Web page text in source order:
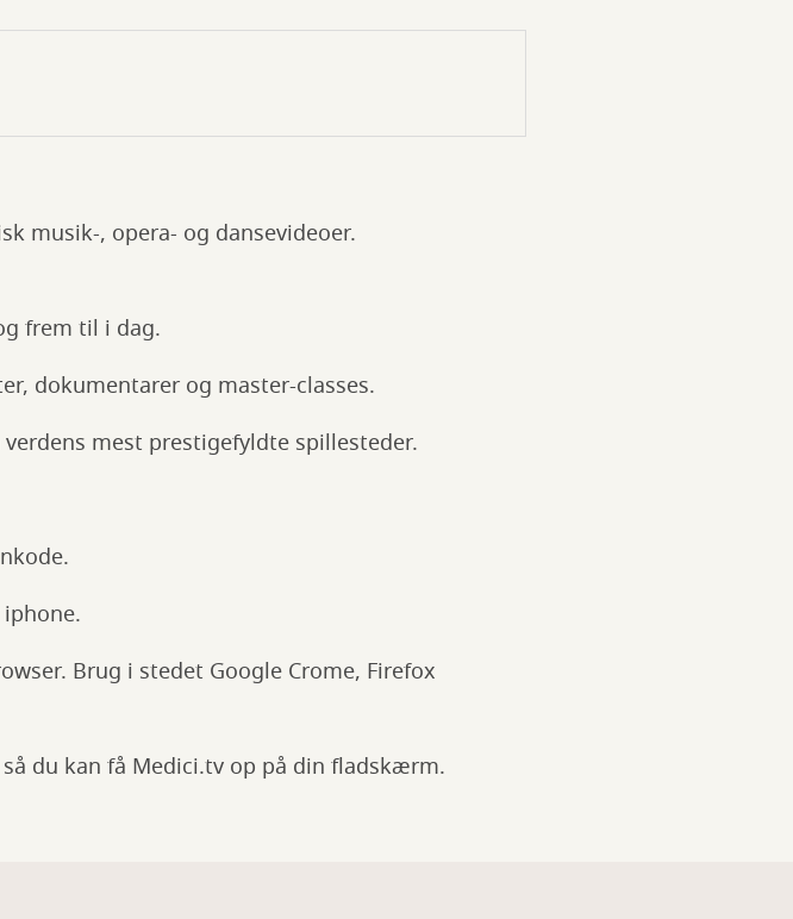
musik-, opera- og dansevideoer.
frem til i dag.
dokumentarer og master-classes.
mest prestigefyldte spillesteder.
Brug i stedet Google Crome, Firefox
du kan få Medici.tv op på din fladskærm.